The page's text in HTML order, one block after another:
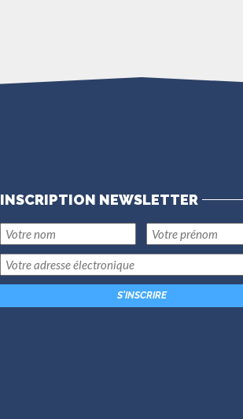
INSCRIPTION NEWSLETTER